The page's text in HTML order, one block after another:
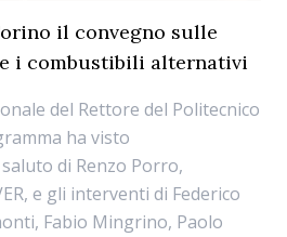
il convegno sulle
i combustibili alternativi
del Rettore del Politecnico
ha visto
di Renzo Porro,
e gli interventi di Federico
Fabio Mingrino, Paolo